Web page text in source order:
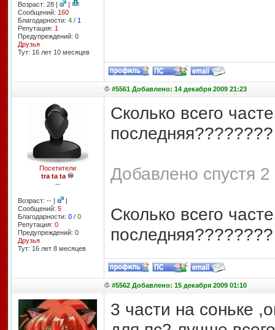
Возраст: 28 |
|
Сообщений: 160
Благодарности: 4/ 1
Репутация: 1
Предупреждений: 0
Друзья
Тут: 16 лет 10 месяцев
#5561 Добавлено: 14 декабря 2009 21:23
Посетители
tra ta ta
--
Возраст: -- |
|
Сообщений: 5
Благодарности: 0/ 0
Репутация: 0
Предупреждений: 0
Друзья
Тут: 16 лет 8 месяцев
Сколько всего
последняя????????
Добавлено спустя
Сколько всего
#5562 Добавлено: 15 декабря 2009 01:10
3 части на соньке